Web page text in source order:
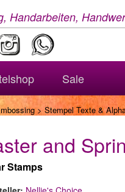
Handarbeiten,
Sale
> Stempel Texte &
and
Stamps